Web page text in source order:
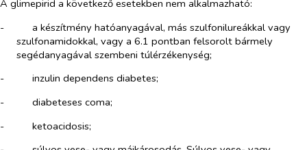
A glimepirid a következő esetekben nem alkalmazható:
-​
a készítmény hatóanyagával, más szulfonilureákkal vagy
szulfonamidokkal, vagy a 6.1 pontban felsorolt bármely
segédanyagával szembeni túlérzékenység;
-​
inzulin dependens diabetes;
-​
diabeteses coma;
-​
ketoacidosis;